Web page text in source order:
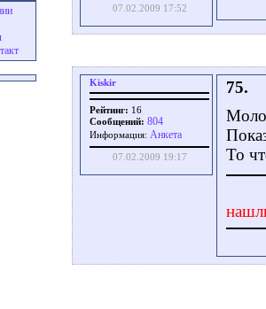
07.02.2009 17:52
Kiskir
Рейтинг: 16
Сообщений: 804
Информация: Aнкета
07.02.2009 19:17
75.
То